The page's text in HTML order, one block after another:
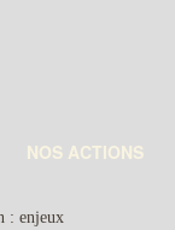
NOS ACTIONS
: enjeux